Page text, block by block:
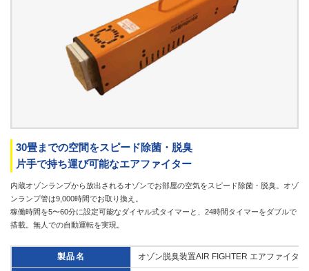
30畳までの空間をスピード除菌・脱臭
片手で持ち運び可能なエアファイター
内蔵オゾンランプから放出されるオゾンでお部屋の空気をスピード除菌・脱臭。オゾ
ンランプ管は9,000時間でお取り換え。
稼働時間を5〜60分に設定可能なダイヤル式タイマーと、24時間タイマーをダブルで
搭載。無人での自動運転を実現。
製品名 オゾン脱臭装置AIR FIGHTER エアファイター